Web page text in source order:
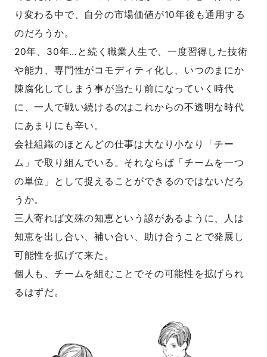
り変わる中で、自分の市場価値が10年後も通用する
のだろうか。
20年、30年…と続く職業人生で、一度習得した技術
や能力、専門性がコモディティ化し、いつのまにか
陳腐化してしまう事が当たり前になっていく時代
に、一人で戦い続けるのはこれからの不透明な時代
にあまりにも辛い。
会社組織のほとんどの仕事は大なり小なり「チー
ム」で取り組んでいる。それならば「チームを一つ
の単位」として捉えることができるのではないだろ
うか。
三人寄れば文殊の知恵という諺があるように、人は
知恵を出し合い、補い合い、助け合うことで発展し
可能性を拡げて来た。
個人も、チームを組むことでその可能性を拡げられ
るはずだ。